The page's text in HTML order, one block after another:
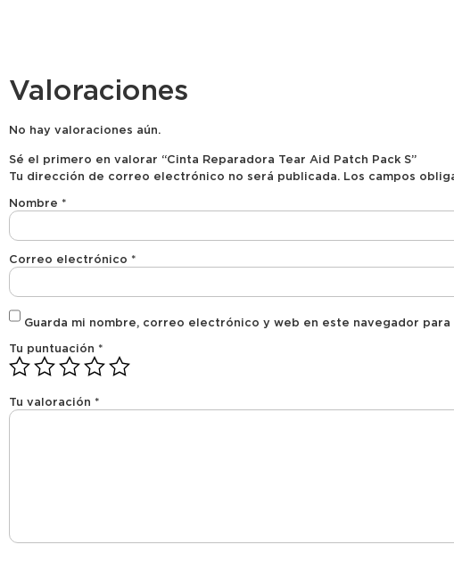
Valoraciones
No hay valoraciones aún.
Sé el primero en valorar “Cinta Reparadora Tear Aid Patch Pack S”
Tu dirección de correo electrónico no será publicada. Los campos
Nombre *
Correo electrónico *
Guarda mi nombre, correo electrónico y web en este navegador
Tu puntuación *
Tu valoración *